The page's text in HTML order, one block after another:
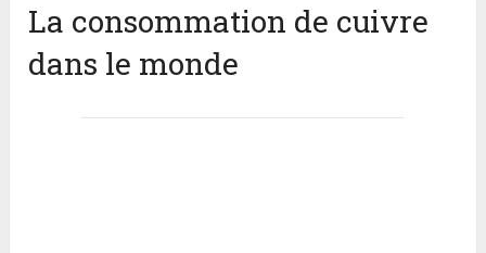
La consommation de cuivre
dans le monde